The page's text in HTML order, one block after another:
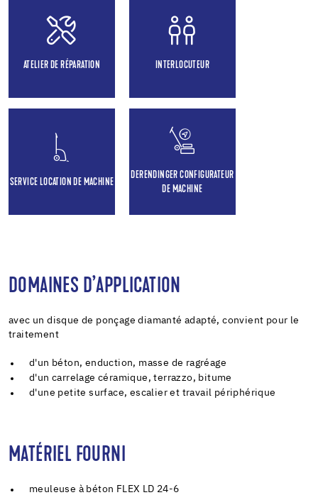
ATELIER DE RÉPARATION INTERLOCUTEUR
SERVICE LOCATION DE MACHINE
DERENDINGER CONFIGURATEUR
DE MACHINE
DOMAINES D’APPLICATION
avec un disque de ponçage diamanté adapté, convient pour le
traitement
d'un béton, enduction, masse de ragréage
d'un carrelage céramique, terrazzo, bitume
d'une petite surface, escalier et travail périphérique
MATÉRIEL FOURNI
meuleuse à béton FLEX LD 24-6